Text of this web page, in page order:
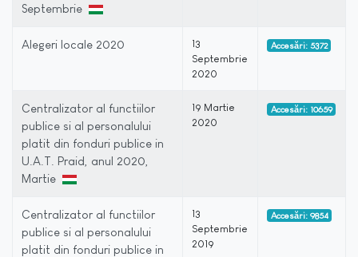
Septembrie
Alegeri locale 2020
13
Septembrie
2020
Accesări: 5372
Centralizator al functiilor
publice si al personalului
platit din fonduri publice in
U.A.T. Praid, anul 2020,
Martie
19 Martie
2020
Accesări: 10659
Centralizator al functiilor
publice si al personalului
platit din fonduri publice in
13
Septembrie
2019
Accesări: 9854